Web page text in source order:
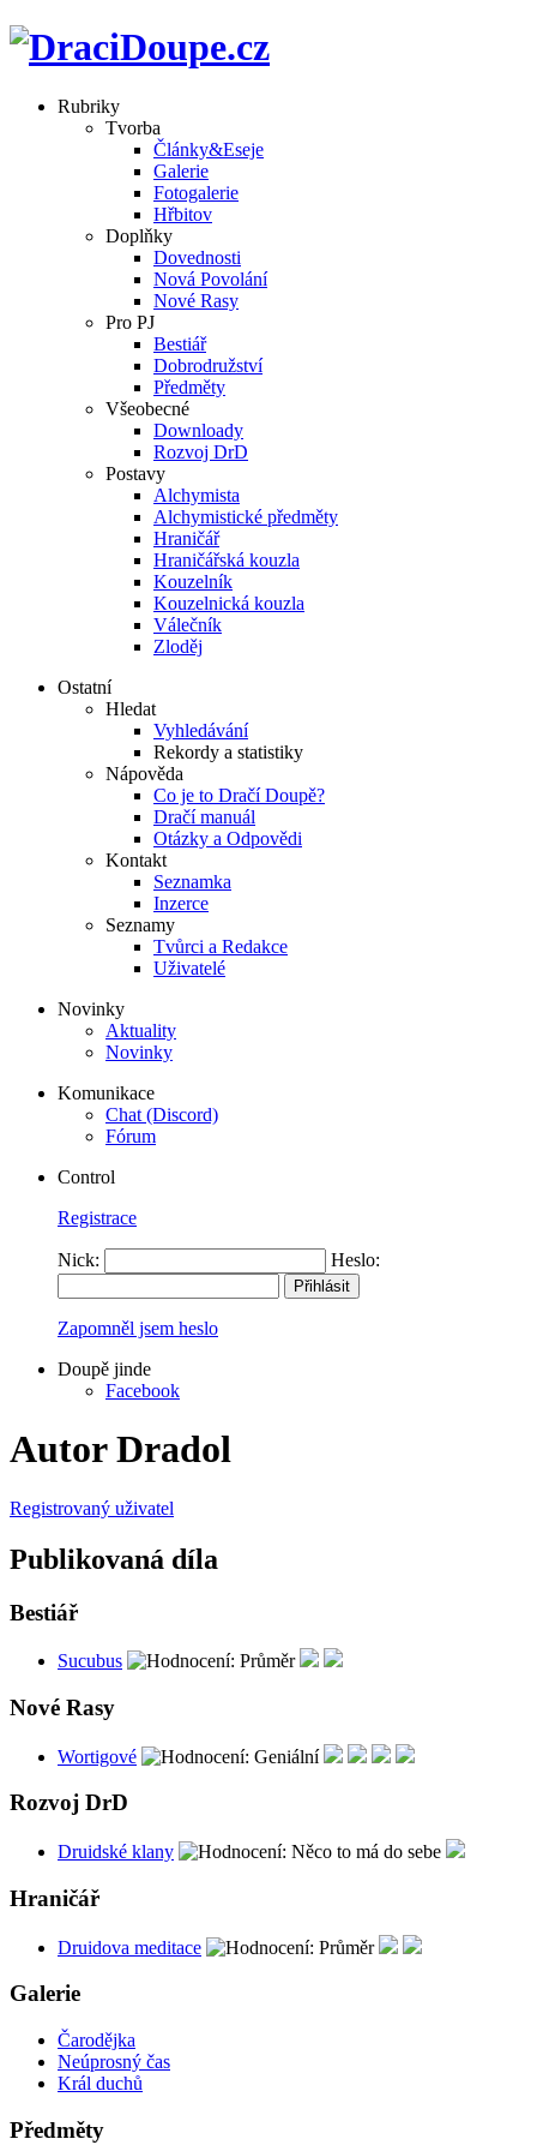
Rubriky
Tvorba
Články&Eseje
Galerie
Fotogalerie
Hřbitov
Doplňky
Dovednosti
Nová Povolání
Nové Rasy
Pro PJ
Bestiář
Dobrodružství
Předměty
Všeobecné
Downloady
Rozvoj DrD
Postavy
Alchymista
Alchymistické předměty
Hraničář
Hraničářská kouzla
Kouzelník
Kouzelnická kouzla
Válečník
Zloděj
Ostatní
Hledat
Vyhledávání
Rekordy a statistiky
Nápověda
Co je to Dračí Doupě?
Dračí manuál
Otázky a Odpovědi
Kontakt
Seznamka
Inzerce
Seznamy
Tvůrci a Redakce
Uživatelé
Novinky
Aktuality
Novinky
Komunikace
Chat (Discord)
Fórum
Control
Registrace
Nick: Heslo:
Zapomněl jsem heslo
Doupě jinde
Facebook
Autor Dradol
Registrovaný uživatel
Publikovaná díla
Bestiář
Sucubus
Nové Rasy
Wortigové
Rozvoj DrD
Druidské klany
Hraničář
Druidova meditace
Galerie
Čarodějka
Neúprosný čas
Král duchů
Předměty